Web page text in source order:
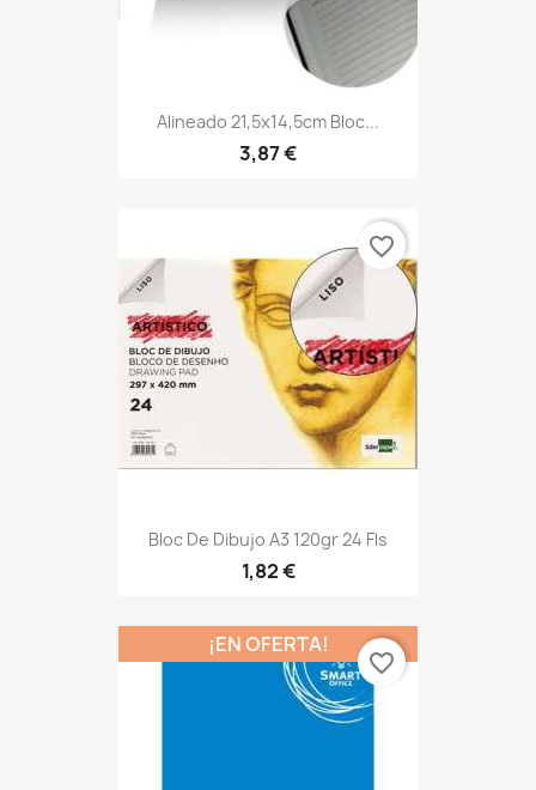
Alineado 21,5x14,5cm Bloc...
3,87 €
Bloc De Dibujo A3 120gr 24 Fls
1,82 €
favorite_border
¡EN OFERTA!
favorite_border